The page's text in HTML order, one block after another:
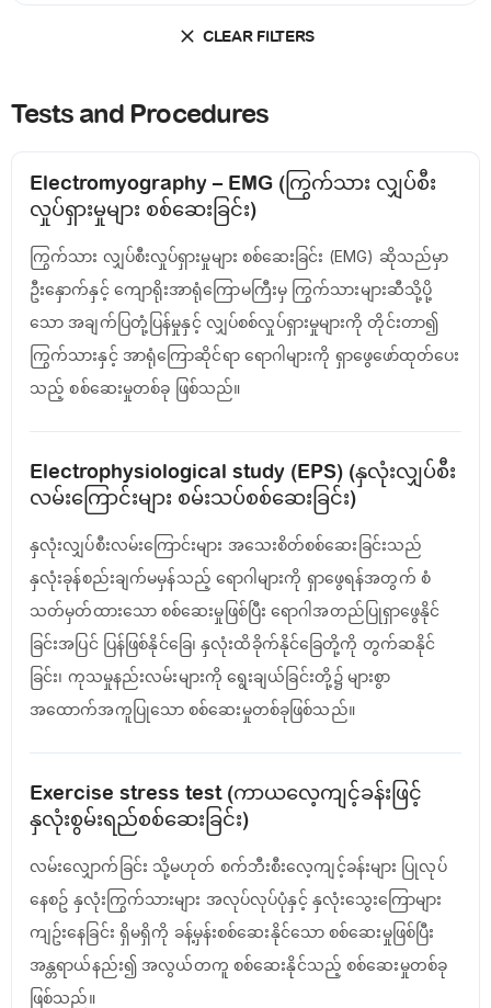
CLEAR FILTERS
Tests and Procedures
Electromyography – EMG (ကြွက်သား လျှပ်စီး
လှုပ်ရှားမှုများ စစ်ဆေးခြင်း)
ကြွက်သား လျှပ်စီးလှုပ်ရှားမှုများ စစ်ဆေးခြင်း (EMG) ဆိုသည်မှာ
ဦးနှောက်နှင့် ကျောရိုးအာရုံကြောမကြီးမှ ကြွက်သားများဆီသို့ပို့
သော အချက်ပြတုံ့ပြန်မှုနှင့် လျှပ်စစ်လှုပ်ရှားမှုများကို တိုင်းတာ၍
ကြွက်သားနှင့် အာရုံကြောဆိုင်ရာ ရောဂါများကို ရှာဖွေဖော်ထုတ်ပေး
သည့် စစ်ဆေးမှုတစ်ခု ဖြစ်သည်။
Electrophysiological study (EPS) (နှလုံးလျှပ်စီး
လမ်းကြောင်းများ စမ်းသပ်စစ်ဆေးခြင်း)
နှလုံးလျှပ်စီးလမ်းကြောင်းများ အသေးစိတ်စစ်ဆေးခြင်းသည်
နှလုံးခုန်စည်းချက်မမှန်သည့် ရောဂါများကို ရှာဖွေရန်အတွက် စံ
သတ်မှတ်ထားသော စစ်ဆေးမှုဖြစ်ပြီး ရောဂါအတည်ပြုရှာဖွေနိုင်
ခြင်းအပြင် ပြန်ဖြစ်နိုင်ခြေ၊ နှလုံးထိခိုက်နိုင်ခြေတို့ကို တွက်ဆနိုင်
ခြင်း၊ ကုသမှုနည်းလမ်းများကို ရွေးချယ်ခြင်းတို့၌ များစွာ
အထောက်အကူပြုသော စစ်ဆေးမှုတစ်ခုဖြစ်သည်။
Exercise stress test (ကာယလေ့ကျင့်ခန်းဖြင့်
နှလုံးစွမ်းရည်စစ်ဆေးခြင်း)
လမ်းလျှောက်ခြင်း သို့မဟုတ် စက်ဘီးစီးလေ့ကျင့်ခန်းများ ပြုလုပ်
နေစဥ် နှလုံးကြွက်သားများ အလုပ်လုပ်ပုံနှင့် နှလုံးသွေးကြောများ
ကျဥ်းနေခြင်း ရှိမရှိကို ခန့်မှန်းစစ်ဆေးနိုင်သော စစ်ဆေးမှုဖြစ်ပြီး
အန္တရာယ်နည်း၍ အလွယ်တကူ စစ်ဆေးနိုင်သည့် စစ်ဆေးမှုတစ်ခု
ဖြစ်သည်။